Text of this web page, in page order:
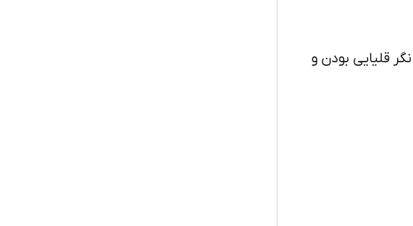
خنثی بودن خاک است و اعداد بین ۷ تا ۱۰ نشانگر قلیایی بودن و